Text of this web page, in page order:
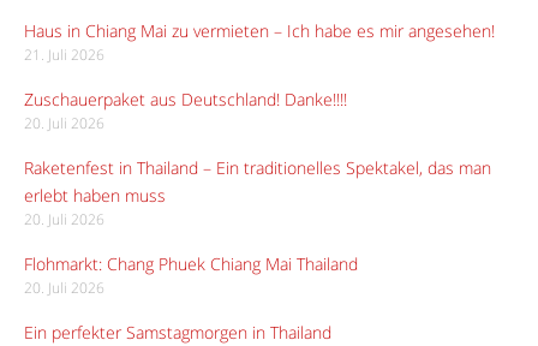
Haus in Chiang Mai zu vermieten – Ich habe es mir angesehen!
21. Juli 2026
Zuschauerpaket aus Deutschland! Danke!!!!
20. Juli 2026
Raketenfest in Thailand – Ein traditionelles Spektakel, das man
erlebt haben muss
20. Juli 2026
Flohmarkt: Chang Phuek Chiang Mai Thailand
20. Juli 2026
Ein perfekter Samstagmorgen in Thailand